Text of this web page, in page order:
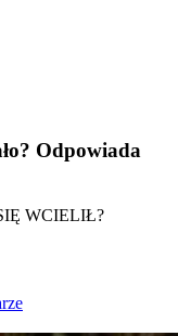
Odpowiada
WCIELIŁ?